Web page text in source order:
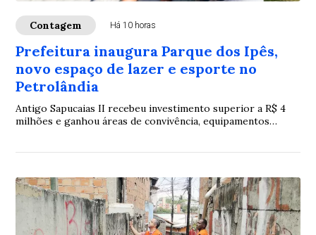
Contagem Há 10 horas
Prefeitura inaugura Parque dos Ipês,
novo espaço de lazer e esporte no
Petrolândia
Antigo Sapucaias II recebeu investimento superior a R$ 4
milhões e ganhou áreas de convivência, equipamentos